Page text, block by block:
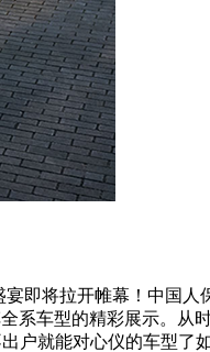
即将拉开帷幕！中国
系车型的精彩展示。从
户就能对心仪的车型了